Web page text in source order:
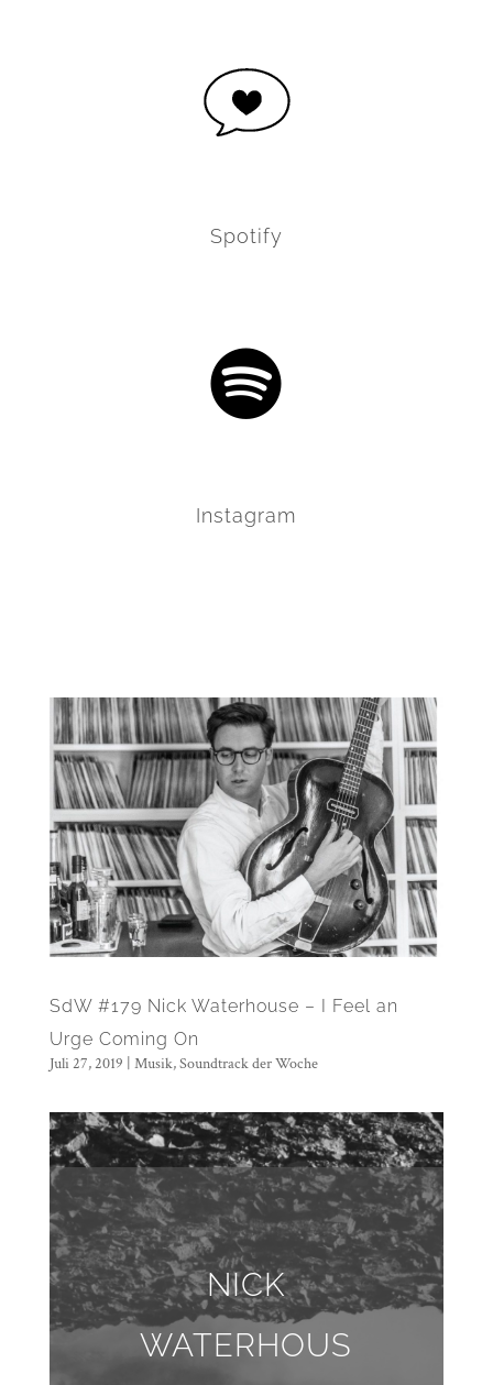
Spotify
Instagram
SdW #179 Nick Waterhouse – I Feel an
Urge Coming On
Juli 27, 2019 Musik,Soundtrack der Woche
NICK
WATERHOUS